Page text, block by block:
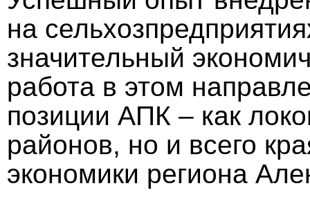
на
значительный
работа в этом
позиции АПК – как
районов, но и всего
экономики региона